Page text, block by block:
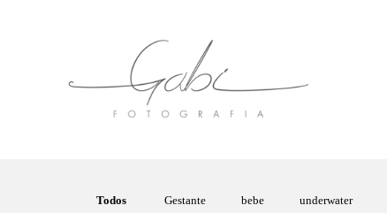
Todos Gestante bebe underwater